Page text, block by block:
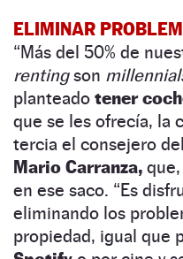
ELIMINAR
“Más del 50% de
rentingson
planteado tener
que se les ofrecía, la
tercia el consejero
Mario Carranza,
en ese saco. “Es
eliminando los
propiedad, igual que